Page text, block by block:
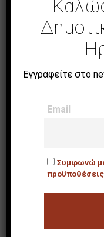
Γραμμές
Εγγραφείτε στο
Email
Συμφωνώ